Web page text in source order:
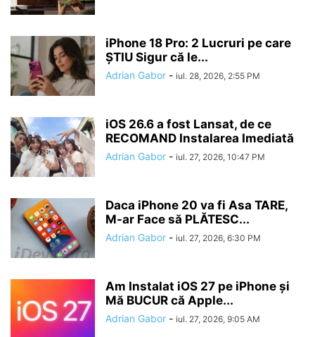
iPhone 18 Pro: 2 Lucruri pe care
ȘTIU Sigur că le...
Adrian Gabor - iul. 28, 2026, 2:55 PM
iOS 26.6 a fost Lansat, de ce
RECOMAND Instalarea Imediată
Adrian Gabor - iul. 27, 2026, 10:47 PM
Daca iPhone 20 va fi Asa TARE,
M-ar Face să PLĂTESC...
Adrian Gabor - iul. 27, 2026, 6:30 PM
Am Instalat iOS 27 pe iPhone și
Mă BUCUR că Apple...
Adrian Gabor - iul. 27, 2026, 9:05 AM